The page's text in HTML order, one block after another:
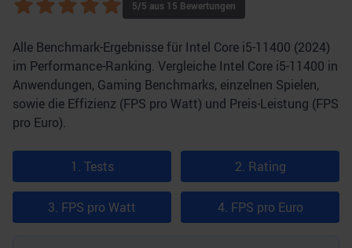
5/5 aus 15 Bewertungen
Alle Benchmark-Ergebnisse für Intel Core i5-11400 (2024)
im Performance-Ranking. Vergleiche Intel Core i5-11400 in
Anwendungen, Gaming Benchmarks, einzelnen Spielen,
sowie die Effizienz (FPS pro Watt) und Preis-Leistung (FPS
pro Euro).
1. Tests 2. Rating
3. FPS pro Watt 4. FPS pro Euro